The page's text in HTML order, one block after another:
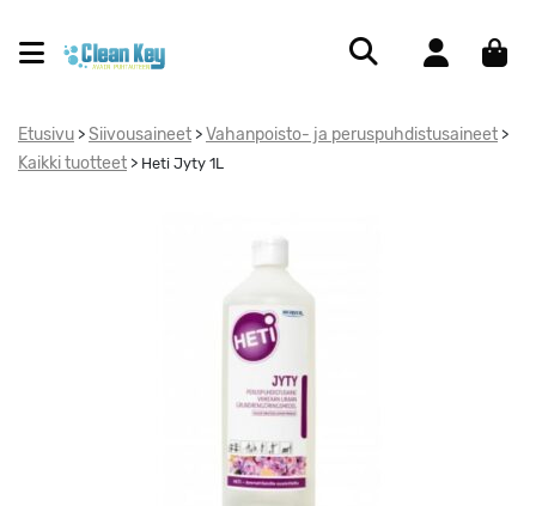
Etusivu > Siivousaineet > Vahanpoisto- ja peruspuhdistusaineet >
Kaikki tuotteet > Heti Jyty 1L